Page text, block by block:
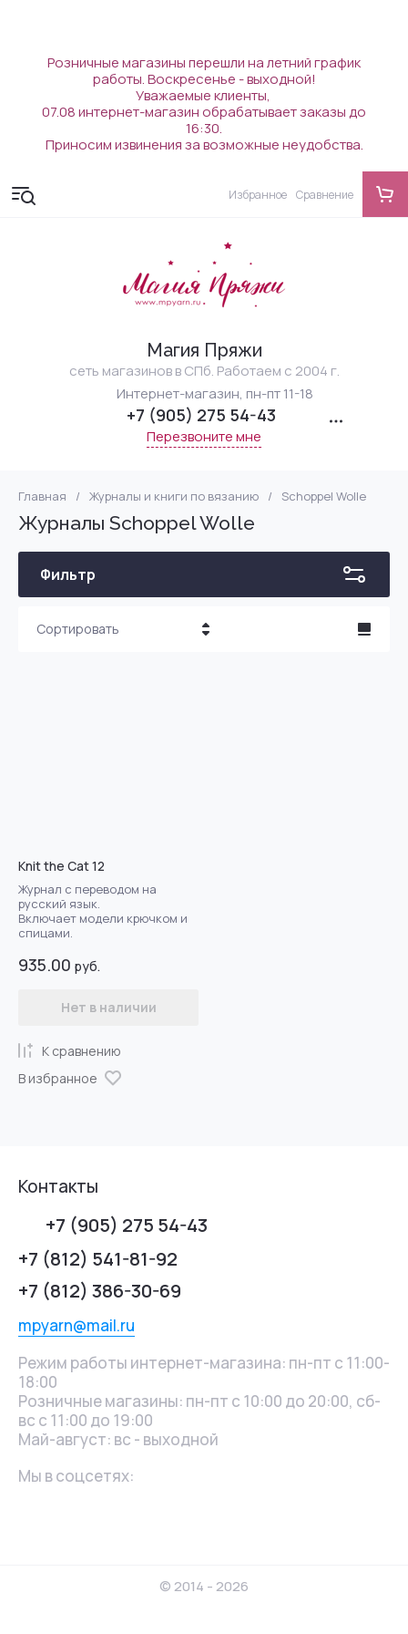
Розничные магазины перешли на летний график
работы. Воскресенье - выходной!
Уважаемые клиенты,
07.08 интернет-магазин обрабатывает заказы до
16:30.
Приносим извинения за возможные неудобства.
Магия Пряжи
сеть магазинов в СПб. Работаем с 2004 г.
Интернет-магазин, пн-пт 11-18
+7 (905) 275 54-43
Перезвоните мне
Избранное Сравнение
Главная / Журналы и книги по вязанию / Schoppel Wolle
Журналы Schoppel Wolle
Фильтр
Сортировать
Knit the Cat 12
Журнал с переводом на
русский язык.
Включает модели крючком и
спицами.
935.00 руб.
Нет в наличии
К сравнению
В избранное
Контакты
+7 (905) 275 54-43
+7 (812) 541-81-92
+7 (812) 386-30-69
mpyarn@mail.ru
Режим работы интернет-магазина: пн-пт с 11:00-
18:00
Розничные магазины: пн-пт с 10:00 до 20:00, сб-
вс с 11:00 до 19:00
Май-август: вс - выходной
Мы в соцсетях:
© 2014 - 2026